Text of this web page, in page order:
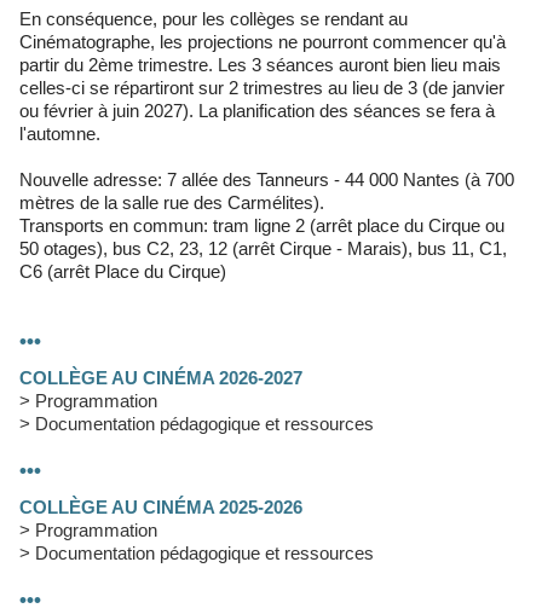
En conséquence, pour les collèges se rendant au
Cinématographe, les projections ne pourront commencer qu'à
partir du 2ème trimestre. Les 3 séances auront bien lieu mais
celles-ci se répartiront sur 2 trimestres au lieu de 3 (de janvier
ou février à juin 2027). La planification des séances se fera à
l'automne.
Nouvelle adresse: 7 allée des Tanneurs - 44 000 Nantes (à 700
mètres de la salle rue des Carmélites).
Transports en commun: tram ligne 2 (arrêt place du Cirque ou
50 otages), bus C2, 23, 12 (arrêt Cirque - Marais), bus 11, C1,
C6 (arrêt Place du Cirque)
•••
COLLÈGE AU CINÉMA 2026-2027
> Programmation
> Documentation pédagogique et ressources
•••
COLLÈGE AU CINÉMA 2025-2026
> Programmation
> Documentation pédagogique et ressources
•••